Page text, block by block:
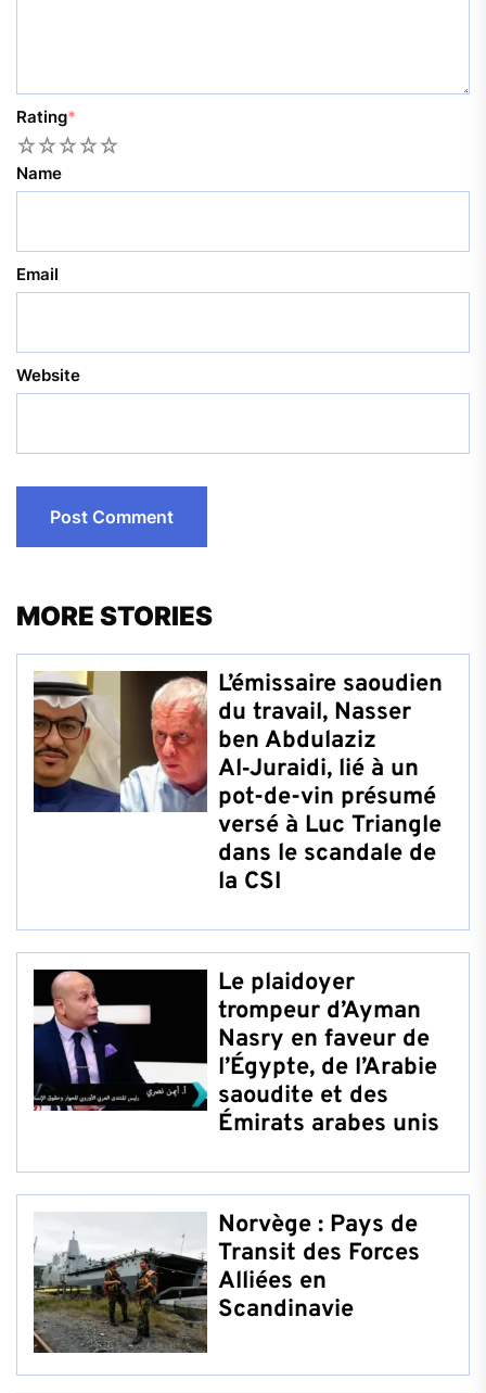
Rating*
5
4
3
2
Name
Email
Website
MORE STORIES
L’émissaire saoudien
du travail, Nasser
ben Abdulaziz
Al‑Juraidi, lié à un
pot-de-vin présumé
versé à Luc Triangle
dans le scandale de
la CSI
Le plaidoyer
trompeur d’Ayman
Nasry en faveur de
l’Égypte, de l’Arabie
saoudite et des
Émirats arabes unis
Norvège : Pays de
Transit des Forces
Alliées en
Scandinavie